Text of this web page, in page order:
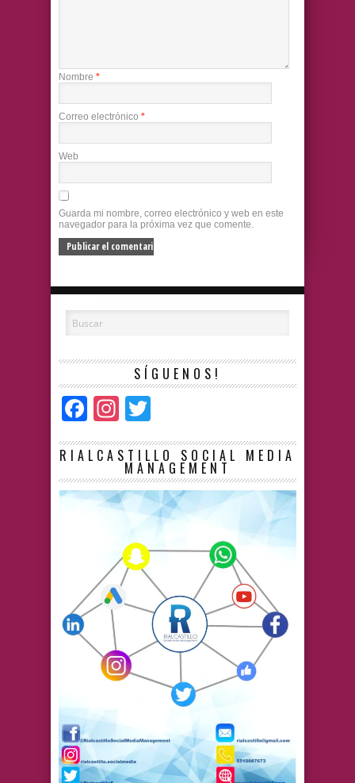
Nombre *
Correo electrónico *
Web
Guarda mi nombre, correo electrónico y web en este
navegador para la próxima vez que comente.
SÍGUENOS!
Facebook
Instagram
RIALCASTILLO SOCIAL MEDIA
MANAGEMENT